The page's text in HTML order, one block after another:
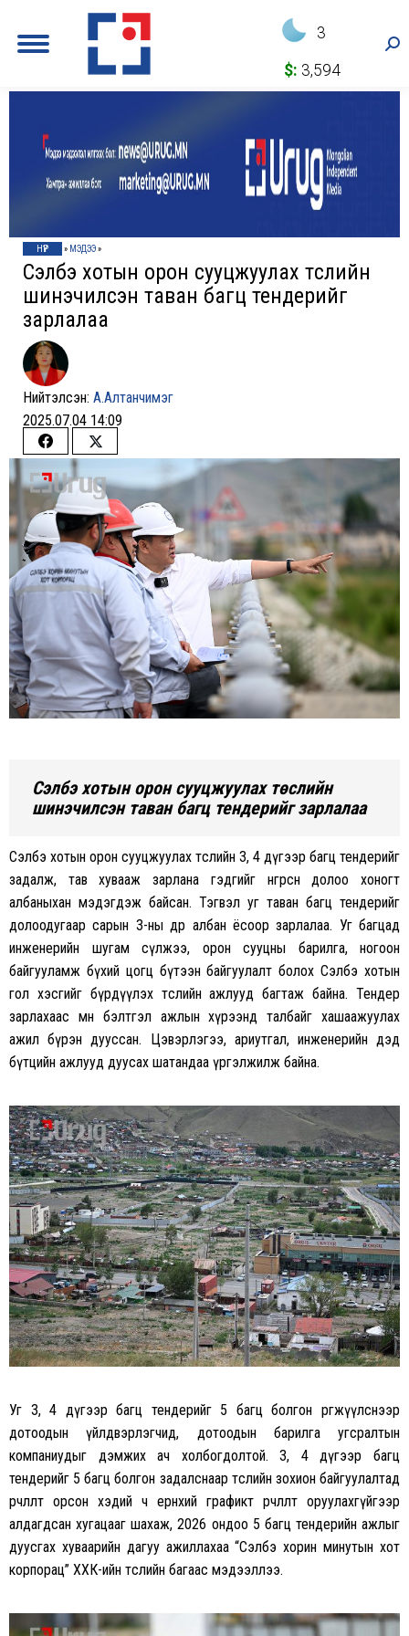
3
$: 3,594
НҮҮР » МЭДЭЭ»
Сэлбэ хотын орон сууцжуулах төслийн
шинэчилсэн таван багц тендерийг
зарлалаа
Нийтэлсэн: А.Алтанчимэг
2025.07.04 14:09
Share
on
Facebook
Share
on
Twitter
Сэлбэ хотын орон сууцжуулах төслийн
шинэчилсэн таван багц тендерийг зарлалаа
Сэлбэ хотын орон сууцжуулах төслийн 3, 4 дүгээр багц тендерийг
задалж, тав хувааж зарлана гэдгийг өнгөрсөн долоо хоногт
албаныхан мэдэгдэж байсан. Тэгвэл уг таван багц тендерийг
долоодугаар сарын 3-ны өдөр албан ёсоор зарлалаа. Уг багцад
инженерийн шугам сүлжээ, орон сууцны барилга, ногоон
байгууламж бүхий цогц бүтээн байгуулалт болох Сэлбэ хотын
гол хэсгийг бүрдүүлэх төслийн ажлууд багтаж байна. Тендер
зарлахаас өмнө бэлтгэл ажлын хүрээнд талбайг хашаажуулах
ажил бүрэн дууссан. Цэвэрлэгээ, ариутгал, инженерийн дэд
бүтцийн ажлууд дуусах шатандаа үргэлжилж байна.
Уг 3, 4 дүгээр багц тендерийг 5 багц болгон өргөжүүлснээр
дотоодын үйлдвэрлэгчид, дотоодын барилга угсралтын
компаниудыг дэмжих ач холбогдолтой. 3, 4 дүгээр багц
тендерийг 5 багц болгон задалснаар төслийн зохион байгуулалтад
өөрчлөлт орсон хэдий ч ерөнхий графикт өөрчлөлт оруулахгүйгээр
алдагдсан хугацааг шахаж, 2026 ондоо 5 багц тендерийн ажлыг
дуусгах хуваарийн дагуу ажиллахаа “Сэлбэ хорин минутын хот
корпорац” ХХК-ийн төслийн багаас мэдээллээ.